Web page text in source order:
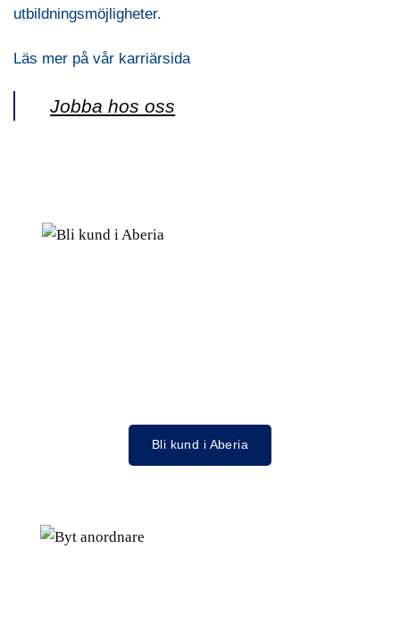
utbildningsmöjligheter.
Läs mer på vår karriärsida
Jobba hos oss
Bli kund i Aberia